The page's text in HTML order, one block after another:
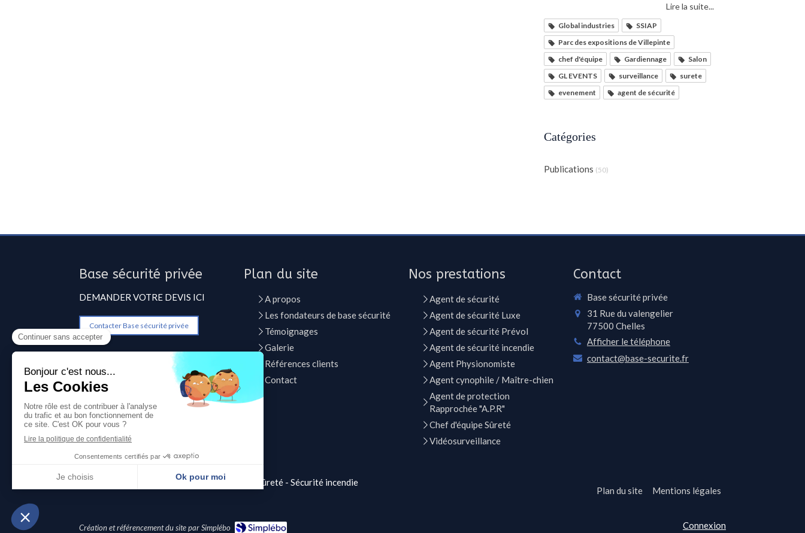
Lire la suite...
Global industries
SSIAP
Parc des expositions de Villepinte
chef d'équipe
Gardiennage
Salon
GL EVENTS
surveillance
surete
evenement
agent de sécurité
Catégories
Publications (50)
Base sécurité privée
DEMANDER VOTRE DEVIS ICI
Contacter Base sécurité privée
Plan du site
A propos
Les fondateurs de base sécurité
Témoignages
Galerie
Références clients
Contact
Nos prestations
Agent de sécurité
Agent de sécurité Luxe
Agent de sécurité Prévol
Agent de sécurité incendie
Agent Physionomiste
Agent cynophile / Maître-chien
Agent de protection
Rapprochée "A.P.R"
Chef d'équipe Sûreté
Vidéosurveillance
Contact
Base sécurité privée
31 Rue du valengelier
77500 Chelles
Afficher le téléphone
contact@base-securite.fr
©2021 Base sécurité privée - Gardiennage - Sûreté - Sécurité incendie
Plan du site Mentions légales
Création et référencement du site par Simplébo Connexion